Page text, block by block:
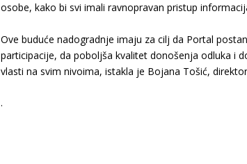
osobe, kako bi svi imali ravnopravan pristup
Ove buduće nadogradnje imaju za cilj da Portal
participacije, da poboljša kvalitet donošenja odluka i
vlasti na svim nivoima, istakla je Bojana Tošić,
.